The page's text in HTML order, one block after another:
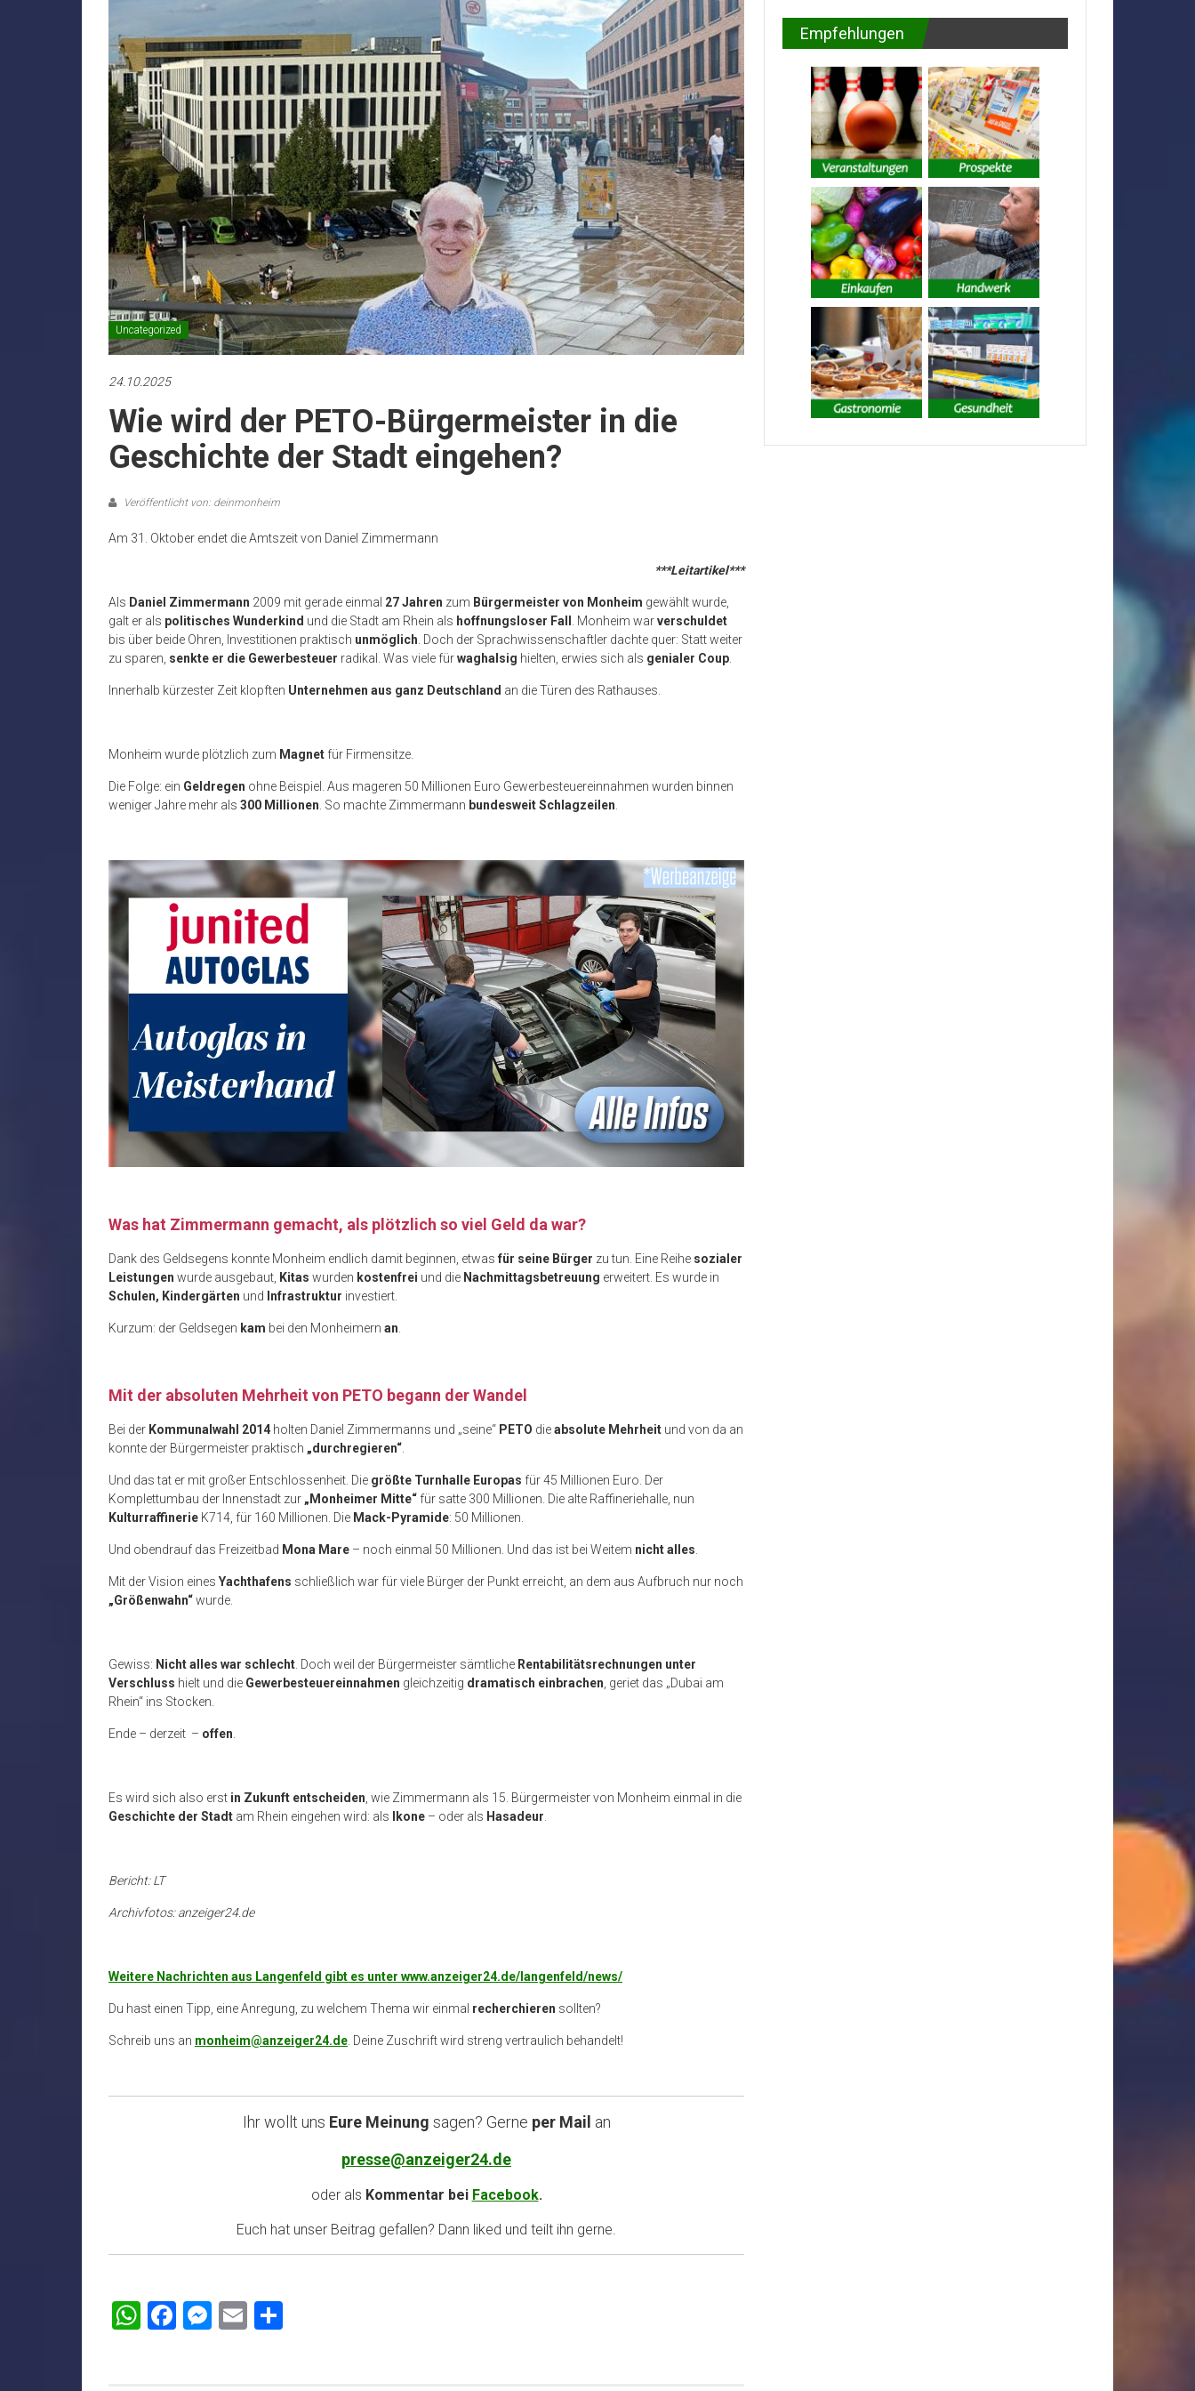
Uncategorized
24.10.2025
Wie wird der PETO-Bürgermeister in die
Geschichte der Stadt eingehen?
Veröffentlicht von: deinmonheim
Am 31. Oktober endet die Amtszeit von Daniel Zimmermann
***Leitartikel***
Als Daniel Zimmermann 2009 mit gerade einmal 27 Jahren zum Bürgermeister von Monheim gewählt wurde,
galt er als politisches Wunderkind und die Stadt am Rhein als hoffnungsloser Fall . Monheim warverschuldet
bis über beide Ohren, Investitionen praktisch unmöglich . Doch der Sprachwissenschaftler dachte quer: Statt weiter
zu sparen, senkte er die Gewerbesteuer radikal. Was viele fürwaghalsig hielten, erwies sich als genialer Coup
Innerhalb kürzester Zeit klopften Unternehmen aus ganz Deutschland an die Türen des Rathauses.
Monheim wurde plötzlich zum Magnet für Firmensitze.
Die Folge: ein Geldregen ohne Beispiel. Aus mageren 50 Millionen Euro Gewerbesteuereinnahmen wurden binnen
weniger Jahre mehr als 300 Millionen . So machte Zimmermann bundesweit Schlagzeilen
Was hat Zimmermann gemacht, als plötzlich so viel Geld da war?
Dank des Geldsegens konnte Monheim endlich damit beginnen, etwas für seine Bürger zu tun. Eine Reihe sozialer
Leistungen wurde ausgebaut, Kitas wurden kostenfrei und die Nachmittagsbetreuung erweitert. Es wurde in
Schulen, Kindergärten und Infrastruktur investiert.
Kurzum: der Geldsegen kam bei den Monheimern an.
Mit der absoluten Mehrheit von PETO begann der Wandel
Bei der Kommunalwahl 2014 holten Daniel Zimmermanns und „seine“ PETO dieabsolute Mehrheit und von da an
konnte der Bürgermeister praktisch „durchregieren“.
Und das tat er mit großer Entschlossenheit. Die größte Turnhalle Europas für 45 Millionen Euro. Der
Komplettumbau der Innenstadt zur „Monheimer Mitte“ für satte 300 Millionen. Die alte Raffineriehalle, nun
Kulturraffinerie K714, für 160 Millionen. Die Mack-Pyramide: 50 Millionen.
Und obendrauf das Freizeitbad Mona Mare – noch einmal 50 Millionen. Und das ist bei Weitem nicht alles.
Mit der Vision eines Yachthafens schließlich war für viele Bürger der Punkt erreicht, an dem aus Aufbruch nur noch
„Größenwahn“wurde.
Gewiss: Nicht alles war schlecht. Doch weil der Bürgermeister sämtliche Rentabilitätsrechnungen unter
Verschluss hielt und die Gewerbesteuereinnahmen gleichzeitig dramatisch einbrachen, geriet das „Dubai am
Rhein“ ins Stocken.
Ende – derzeit – offen.
Es wird sich also erst in Zukunft entscheiden, wie Zimmermann als 15. Bürgermeister von Monheim einmal in die
Geschichte der Stadt am Rhein eingehen wird: als Ikone – oder als Hasadeur.
Bericht: LT
Archivfotos: anzeiger24.de
Weitere Nachrichten aus Langenfeld gibt es unter www.anzeiger24.de/langenfeld/news/
Du hast einen Tipp, eine Anregung, zu welchem Thema wir einmal recherchieren sollten?
Schreib uns an monheim@anzeiger24.de. Deine Zuschrift wird streng vertraulich behandelt!
Ihr wollt uns Eure Meinung sagen? Gerne per Mail an
presse@anzeiger24.de
oder als Kommentar bei Facebook.
Euch hat unser Beitrag gefallen? Dann liked und teilt ihn gerne.
WhatsApp
Facebook
Messenger
Email
Empfehlungen